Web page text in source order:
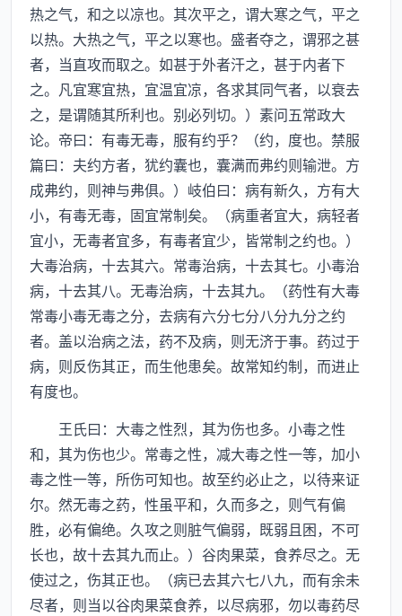
热之气，和之以凉也。其次平之，谓大寒之气，平之
以热。大热之气，平之以寒也。盛者夺之，谓邪之甚
者，当直攻而取之。如甚于外者汗之，甚于内者下
之。凡宜寒宜热，宜温宜凉，各求其同气者，以衰去
之，是谓随其所利也。别必列切。）素问五常政大
论。帝曰：有毒无毒，服有约乎？（约，度也。禁服
篇曰：夫约方者，犹约囊也，囊满而弗约则输泄。方
成弗约，则神与弗俱。）岐伯曰：病有新久，方有大
小，有毒无毒，固宜常制矣。（病重者宜大，病轻者
宜小，无毒者宜多，有毒者宜少，皆常制之约也。）
大毒治病，十去其六。常毒治病，十去其七。小毒治
病，十去其八。无毒治病，十去其九。（药性有大毒
常毒小毒无毒之分，去病有六分七分八分九分之约
者。盖以治病之法，药不及病，则无济于事。药过于
病，则反伤其正，而生他患矣。故常知约制，而进止
有度也。
王氏曰：大毒之性烈，其为伤也多。小毒之性
和，其为伤也少。常毒之性，减大毒之性一等，加小
毒之性一等，所伤可知也。故至约必止之，以待来证
尔。然无毒之药，性虽平和，久而多之，则气有偏
胜，必有偏绝。久攻之则脏气偏弱，既弱且困，不可
长也，故十去其九而止。）谷肉果菜，食养尽之。无
使过之，伤其正也。（病已去其六七八九，而有余未
尽者，则当以谷肉果菜食养，以尽病邪，勿以毒药尽